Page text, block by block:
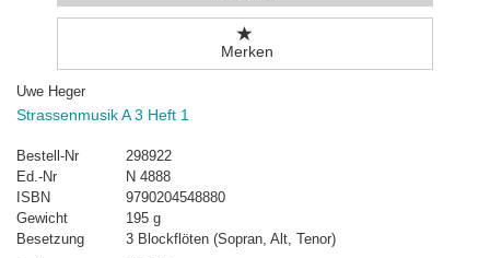
Merken
Uwe Heger
Strassenmusik A 3 Heft 1
Bestell-Nr
298922
Ed.-Nr
N 4888
ISBN
9790204548880
Gewicht
195 g
Besetzung
3 Blockflöten (Sopran, Alt, Tenor)